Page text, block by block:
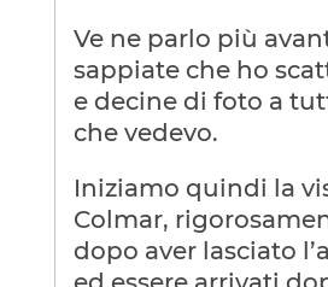
Ve ne parlo più
sappiate che ho
e decine di foto a
che vedevo.
Iniziamo quindi la
Colmar,
dopo aver lasciato